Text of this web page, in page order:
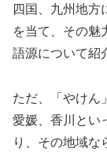
四国、九州地方
を当て、その魅
語源について紹
ただ、「やけん
愛媛、香川とい
り、その地域な